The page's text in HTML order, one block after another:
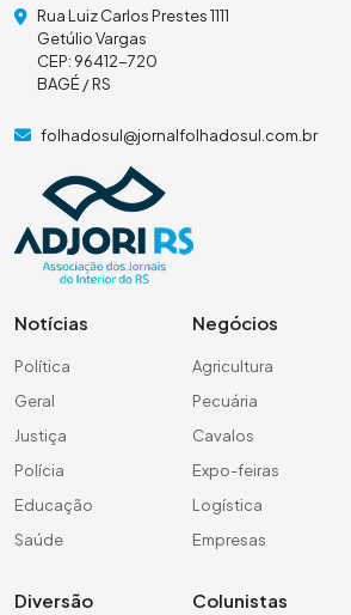
Rua Luiz Carlos Prestes 1111
Getúlio Vargas
CEP: 96412-720
BAGÉ / RS
folhadosul@jornalfolhadosul.com.br
Notícias
Política
Geral
Justiça
Polícia
Educação
Saúde
Negócios
Agricultura
Pecuária
Cavalos
Expo-feiras
Logística
Empresas
Diversão Colunistas